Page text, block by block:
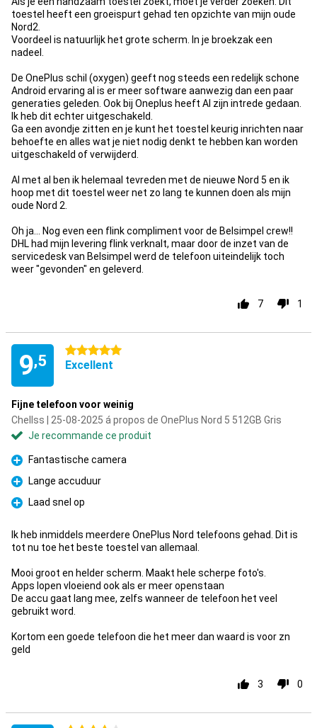
toestel heeft een groeispurt gehad ten opzichte van mijn oude
Nord2.
Voordeel is natuurlijk het grote scherm. In je broekzak een
nadeel.
De OnePlus schil (oxygen) geeft nog steeds een redelijk schone
Android ervaring al is er meer software aanwezig dan een paar
generaties geleden. Ook bij Oneplus heeft AI zijn intrede gedaan.
Ik heb dit echter uitgeschakeld.
Ga een avondje zitten en je kunt het toestel keurig inrichten naar
behoefte en alles wat je niet nodig denkt te hebben kan worden
uitgeschakeld of verwijderd.
Al met al ben ik helemaal tevreden met de nieuwe Nord 5 en ik
hoop met dit toestel weer net zo lang te kunnen doen als mijn
oude Nord 2.
Oh ja... Nog even een flink compliment voor de Belsimpel crew!!
DHL had mijn levering flink verknalt, maar door de inzet van de
servicedesk van Belsimpel werd de telefoon uiteindelijk toch
weer "gevonden" en geleverd.
7 1
9,5
5 étoiles
Excellent
Fijne telefoon voor weinig
Chellss | 25-08-2025 á propos de OnePlus Nord 5 512GB Gris
Je recommande ce produit
Pour
Fantastische camera
Pour
Lange accuduur
Pour
Laad snel op
Ik heb inmiddels meerdere OnePlus Nord telefoons gehad. Dit is
tot nu toe het beste toestel van allemaal.
Mooi groot en helder scherm. Maakt hele scherpe foto's.
Apps lopen vloeiend ook als er meer openstaan
De accu gaat lang mee, zelfs wanneer de telefoon het veel
gebruikt word.
Kortom een goede telefoon die het meer dan waard is voor zn
geld
3 0